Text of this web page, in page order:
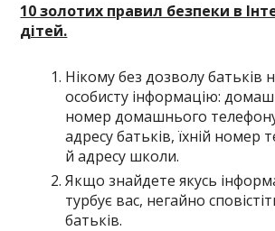
10 золотих правил безпеки в
дітей.
Нікому без дозволу батьків
особисту інформацію:
номер домашнього
адресу батьків, їхній номер
й адресу школи.
Якщо знайдете якусь
турбує вас, негайно
батьків.